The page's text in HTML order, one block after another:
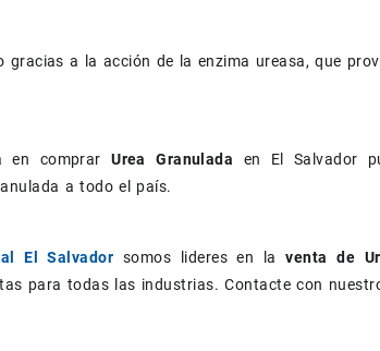
gracias a la acción de la enzima ureasa, que
en comprar Urea Granulada en El Salvador
a todo el país.
El Salvador somos lideres en laventa de
para todas las industrias. Contacte con